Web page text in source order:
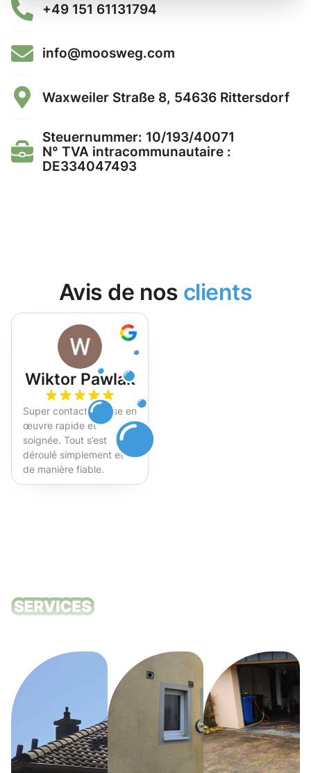
+49 151 61131794
info@moosweg.com
Waxweiler Straße 8, 54636 Rittersdorf
Steuernummer: 10/193/40071
N° TVA intracommunautaire :
DE334047493
Avis de nos clients
Wiktor Pawlak
Super contact et mise en
œuvre rapide et
soignée. Tout s’est
déroulé simplement et
de manière fiable.
Fortement recommandé !